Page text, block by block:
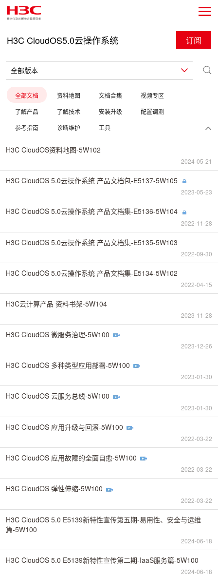
H3C CloudOS5.0云操作系统 订阅
全部文档 资料地图 文档合集
视频专区
了解产品
了解技术 安装升级
配置调测
参考指南
诊断维护 工具
H3C CloudOS资料地图-5W102
2024-05-21
H3C CloudOS 5.0云操作系统 产品文档包-E5137-5W105
2023-05-23
H3C CloudOS 5.0云操作系统 产品文档集-E5136-5W104
2022-11-28
H3C CloudOS 5.0云操作系统 产品文档集-E5135-5W103
2022-09-30
H3C CloudOS 5.0云操作系统 产品文档集-E5134-5W102
2022-04-15
H3C云计算产品 资料书架-5W104
2023-11-28
H3C CloudOS 微服务治理-5W100
2023-12-26
H3C CloudOS 多种类型应用部署-5W100
2023-01-30
H3C CloudOS 云服务总线-5W100
2023-01-30
H3C CloudOS 应用升级与回滚-5W100
2022-03-22
H3C CloudOS 应用故障的全面自愈-5W100
2022-03-22
H3C CloudOS 弹性伸缩-5W100
2022-03-22
H3C CloudOS 5.0 E5139新特性宣传第五期-易用性、安全与运维
篇-5W100
2024-06-18
H3C CloudOS 5.0 E5139新特性宣传第二期-IaaS服务篇-5W100
2024-06-18